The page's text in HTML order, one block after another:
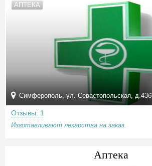
АПТЕКА
Симферополь, ул. Севастопольская, д.43б
Отзывы: 1
Изготавливают лекарства на заказ.
Аптека